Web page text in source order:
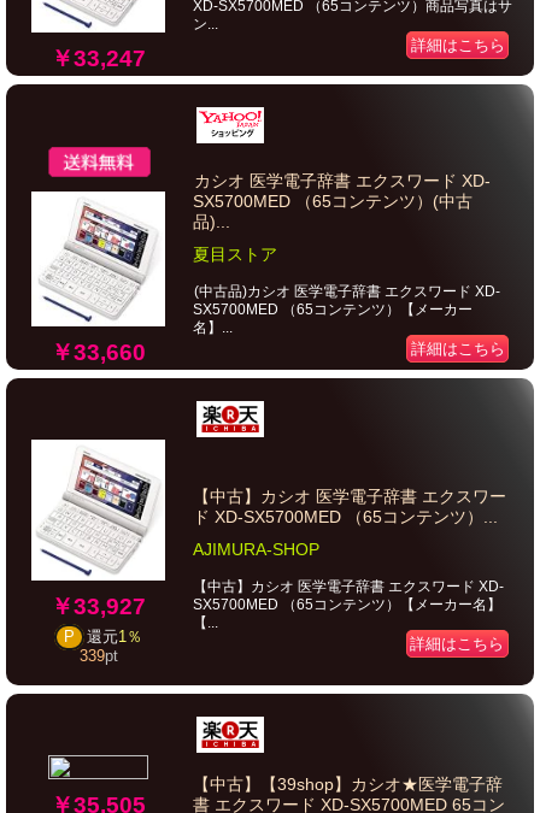
￥33,247
XD-SX5700MED （65コンテンツ）商品写真はサ
ン...
詳細はこちら
￥33,660
カシオ 医学電子辞書 エクスワード XD-
SX5700MED （65コンテンツ）(中古
品)...
夏目ストア
(中古品)カシオ 医学電子辞書 エクスワード XD-
SX5700MED （65コンテンツ）【メーカー
名】...
詳細はこちら
￥33,927
P 還元1％
339pt
【中古】カシオ 医学電子辞書 エクスワー
ド XD-SX5700MED （65コンテンツ）...
AJIMURA-SHOP
【中古】カシオ 医学電子辞書 エクスワード XD-
SX5700MED （65コンテンツ）【メーカー名】
【...
詳細はこちら
￥35,505
【中古】【39shop】カシオ★医学電子辞
書 エクスワード XD-SX5700MED 65コン